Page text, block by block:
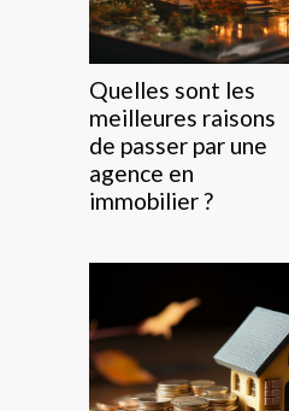
Quelles sont les
meilleures raisons
de passer par une
agence en
immobilier ?